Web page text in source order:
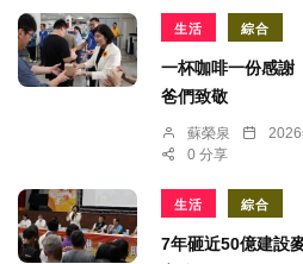
生活 綜合
一杯咖啡一份感
爸們致敬
蘇榮泉 2026
0 分享
生活 綜合
7年砸近50億建設